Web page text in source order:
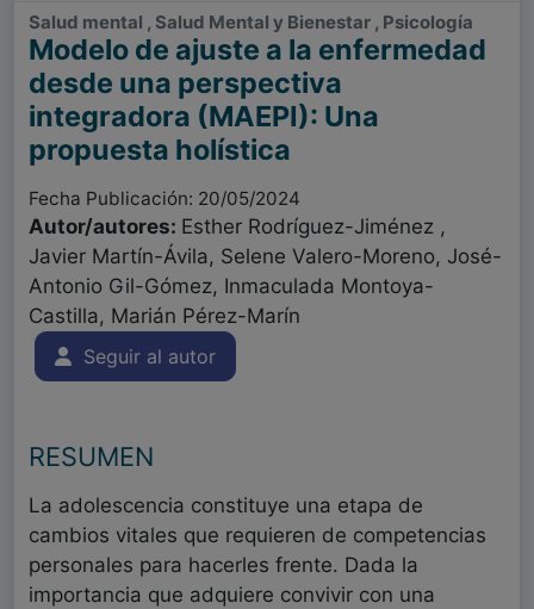
Salud mental , Salud Mental y Bienestar , Psicología
Modelo de ajuste a la enfermedad
desde una perspectiva
integradora (MAEPI): Una
propuesta holística
Fecha Publicación: 20/05/2024
Autor/autores: Esther Rodríguez-Jiménez ,
Javier Martín-Ávila, Selene Valero-Moreno, José-
Antonio Gil-Gómez, Inmaculada Montoya-
Castilla, Marián Pérez-Marín
Seguir al autor
RESUMEN
La adolescencia constituye una etapa de
cambios vitales que requieren de competencias
personales para hacerles frente. Dada la
importancia que adquiere convivir con una